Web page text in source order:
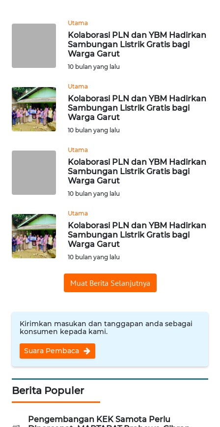
Utama
Kolaborasi PLN dan YBM Hadirkan
Sambungan Listrik Gratis bagi
Warga Garut
10 bulan yang lalu
Utama
Kolaborasi PLN dan YBM Hadirkan
Sambungan Listrik Gratis bagi
Warga Garut
10 bulan yang lalu
Utama
Kolaborasi PLN dan YBM Hadirkan
Sambungan Listrik Gratis bagi
Warga Garut
10 bulan yang lalu
Utama
Kolaborasi PLN dan YBM Hadirkan
Sambungan Listrik Gratis bagi
Warga Garut
10 bulan yang lalu
Muat Berita Selanjutnya
Kirimkan masukan dan tanggapan anda sebagai
konsumen kepada kami.
Suara Pembaca
Berita Populer
Pengembangan KEK Samota Perlu
WN
WN
KEPULAUAN
SERIBU
WN
CIREBON
WN
WN
WN